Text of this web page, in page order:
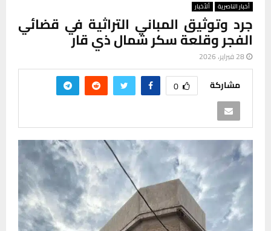
أخبار الناصرية ألأخبار
جرد وتوثيق المباني التراثية في قضائي
الفجر وقلعة سكر شمال ذي قار
28 فبراير، 2026
مشاركة 0